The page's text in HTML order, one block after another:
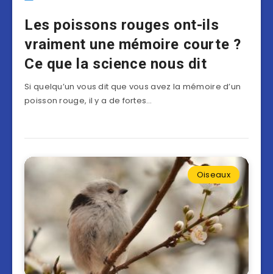
Les poissons rouges ont-ils
vraiment une mémoire courte ?
Ce que la science nous dit
Si quelqu’un vous dit que vous avez la mémoire d’un
poisson rouge, il y a de fortes…
Oiseaux